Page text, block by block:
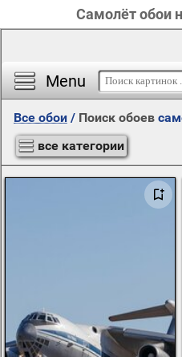
Самолёт обои
Menu
Все обои / Поиск обоев
все категории